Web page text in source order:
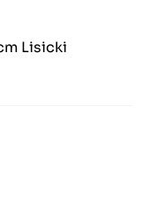
Lisicki